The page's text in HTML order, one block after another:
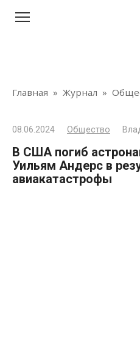
Главная » Журнал »
08.06.2024 Общество
В США погиб
Уильям Андерс в
авиакатастрофы